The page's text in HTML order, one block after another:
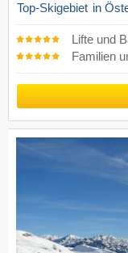
Top-Skigebiet in
Lifte und
Familien